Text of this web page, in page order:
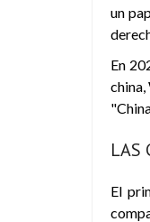
un
En
LAS
El